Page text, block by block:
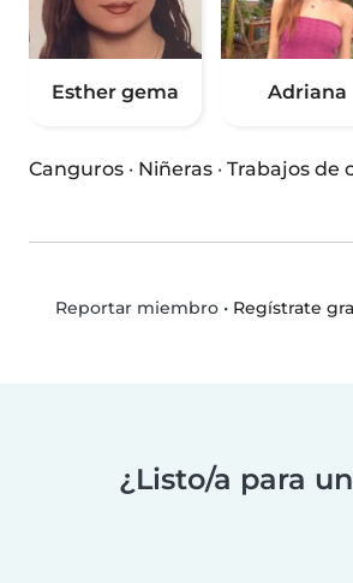
Esther gema Adriana
Canguros · Niñeras · Trabajos de
Reportar miembro• Regístrate
¿Listo/a para